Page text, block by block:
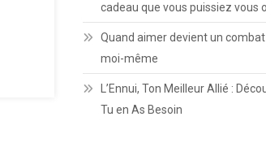
cadeau que vous puissiez vous
Quand aimer devient un
moi-même
L’Ennui, Ton Meilleur Allié :
Tu en As Besoin